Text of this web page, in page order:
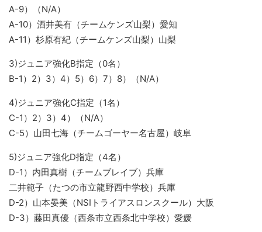
A-9）（N/A）
A-10）酒井美有（チームケンズ山梨）愛知
A-11）杉原有紀（チームケンズ山梨）山梨
3)ジュニア強化B指定（0名）
B-1）2）3）4）5）6）7）8）（N/A）
4)ジュニア強化C指定（1名）
C-1）2）3）4）（N/A）
C-5）山田七海（チームゴーヤー名古屋）岐阜
5)ジュニア強化D指定（4名）
D-1）内田真樹（チームブレイブ）兵庫
二井範子（たつの市立龍野西中学校）兵庫
D-2）山本晏美（NSIトライアスロンスクール）大阪
D-3）藤田真優（西条市立西条北中学校）愛媛